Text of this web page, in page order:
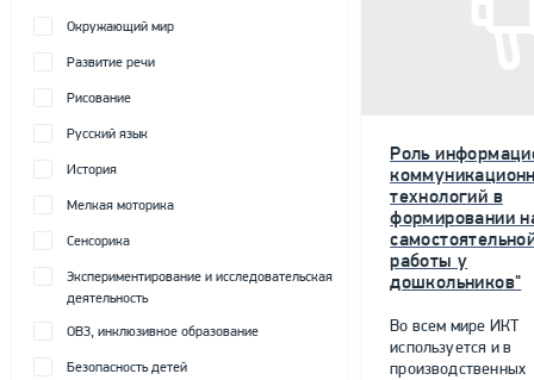
Окружающий мир
Развитие речи
Рисование
Русский язык
История
Мелкая моторика
Сенсорика
Экспериментирование и исследовательская
деятельность
ОВЗ, инклюзивное образование
Безопасность детей
Роль
технологий в
формировании
работы у
дошкольников"
Во всем мире ИКТ
используется и в
производственных